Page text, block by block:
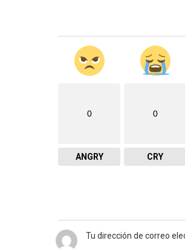
0
ANGRY
0
CRY
Tu dirección de correo